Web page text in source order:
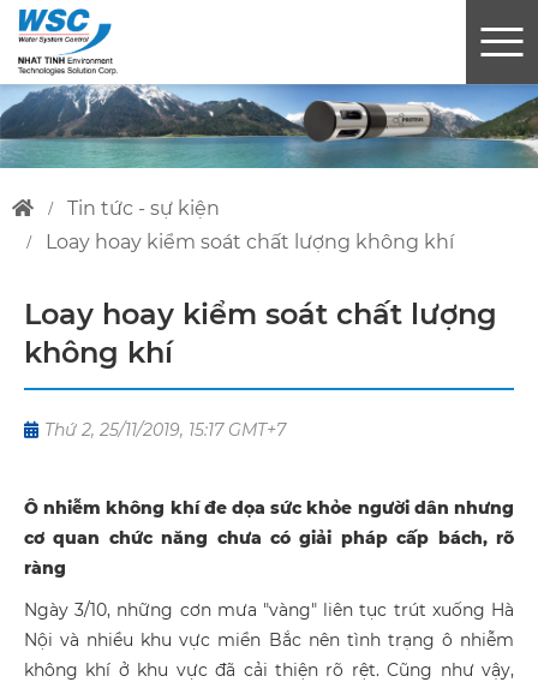
tin tức - sự kiện
loay hoay kiểm soát chất lượng không khí
Loay hoay kiểm soát chất lượng
không khí
Thứ 2, 25/11/2019, 15:17 GMT+7
Ô nhiễm không khí đe dọa sức khỏe người dân nhưng
cơ quan chức năng chưa có giải pháp cấp bách, rõ
ràng
Ngày 3/10, những cơn mưa "vàng" liên tục trút xuống Hà
Nội và nhiều khu vực miền Bắc nên tình trạng ô nhiễm
không khí ở khu vực đã cải thiện rõ rệt. Cũng như vậy,